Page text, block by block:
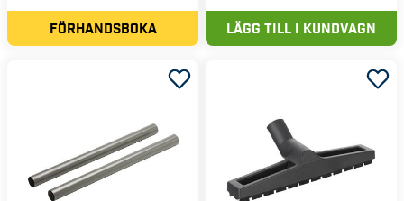
FÖRHANDSBOKA LÄGG TILL I KUNDVAGN